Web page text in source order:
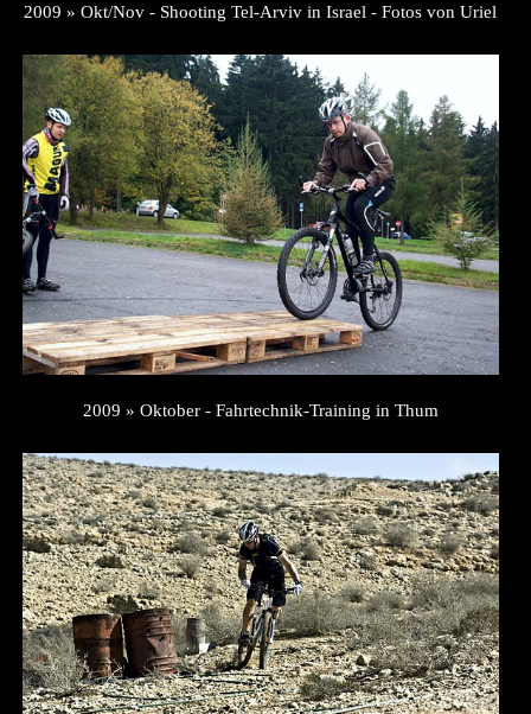
2009 » Okt/Nov - Shooting Tel-Arviv in Israel - Fotos von Uriel
2009 » Oktober - Fahrtechnik-Training in Thum